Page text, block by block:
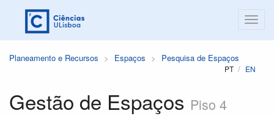
Planeamento e Recursos Espaços Pesquisa de Espaços
PT EN
Gestão de Espaços Piso 4